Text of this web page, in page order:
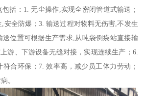
括：1. 无尘操作,实现全密闭管道式输送；
安全防爆；3. 输送过程对物料无伤害,不发生
送位置可根据生产需求,从吨袋倒袋站直接输
游、下游设备无缝对接，实现连续生产；6.
合环保；7. 效率高，减少员工体力劳动；
。